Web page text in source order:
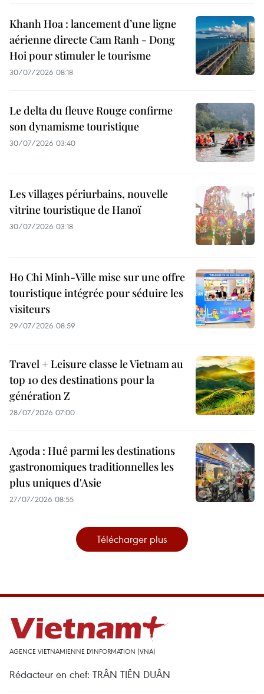
Khanh Hoa : lancement d’une ligne
aérienne directe Cam Ranh - Dong
Hoi pour stimuler le tourisme
30/07/2026 08:18
Le delta du fleuve Rouge confirme
son dynamisme touristique
30/07/2026 03:40
Les villages périurbains, nouvelle
vitrine touristique de Hanoï
30/07/2026 03:18
Ho Chi Minh-Ville mise sur une offre
touristique intégrée pour séduire les
visiteurs
29/07/2026 08:59
Travel + Leisure classe le Vietnam au
top 10 des destinations pour la
génération Z
28/07/2026 07:00
Agoda : Huê parmi les destinations
gastronomiques traditionnelles les
plus uniques d'Asie
27/07/2026 08:55
Télécharger plus
AGENCE VIETNAMIENNE D'INFORMATION (VNA)
Rédacteur en chef: TRÂN TIÊN DUÂN